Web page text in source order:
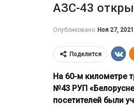
АЗС-43
Опубликовано Ноя 27, 2021
Поделится
На 60-м километре
№43 РУП
посетителей были